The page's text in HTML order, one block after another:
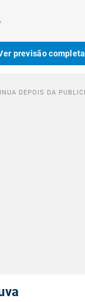
previsão completa